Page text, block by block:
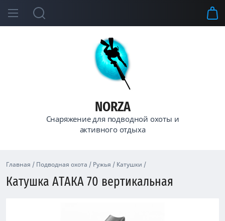
NORZA
Снаряжение для подводной охоты и
активного отдыха
Главная / Подводная охота / Ружья / Катушки /
Катушка АТАКА 70 вертикальная